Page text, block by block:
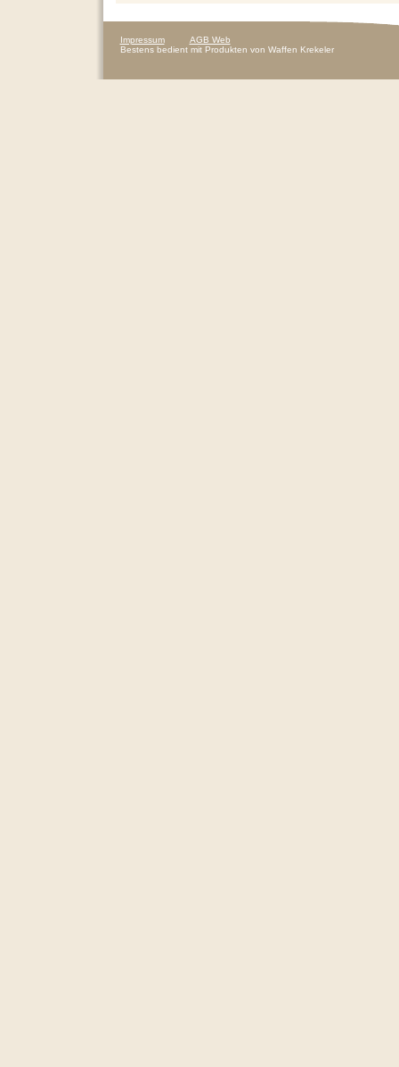
Impressum
AGB Web
Bestens bedient mit Produkten von Waffen Krekeler